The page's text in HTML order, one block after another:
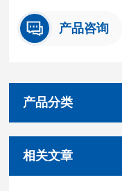
产品咨询
产品分类
相关文章